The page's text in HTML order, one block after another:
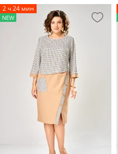
2 ч 24 мин
NEW